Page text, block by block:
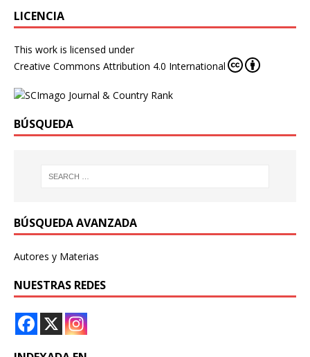
LICENCIA
This work is licensed under
Creative Commons Attribution 4.0 International
BÚSQUEDA
BÚSQUEDA AVANZADA
Autores y Materias
NUESTRAS REDES